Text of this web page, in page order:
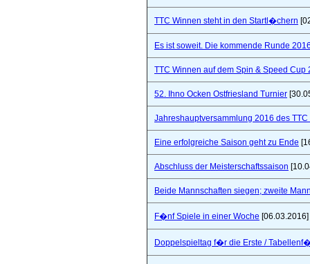
TTC Winnen steht in den Startl�chern
Es ist soweit. Die kommende Runde
TTC Winnen auf dem Spin & Speed Cup
52. Ihno Ocken Ostfriesland Turnier
Jahreshauptversammlung 2016 des TTC
Eine erfolgreiche Saison geht zu Ende
Abschluss der Meisterschaftssaison
Beide Mannschaften siegen; zweite
F�nf Spiele in einer Woche [06.03.2016]
Doppelspieltag f�r die Erste /